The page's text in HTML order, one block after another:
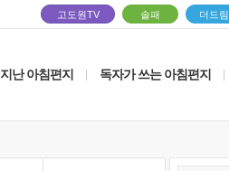
고도원TV 솔패 더드림
지난 아침편지 독자가 쓰는 아침편지